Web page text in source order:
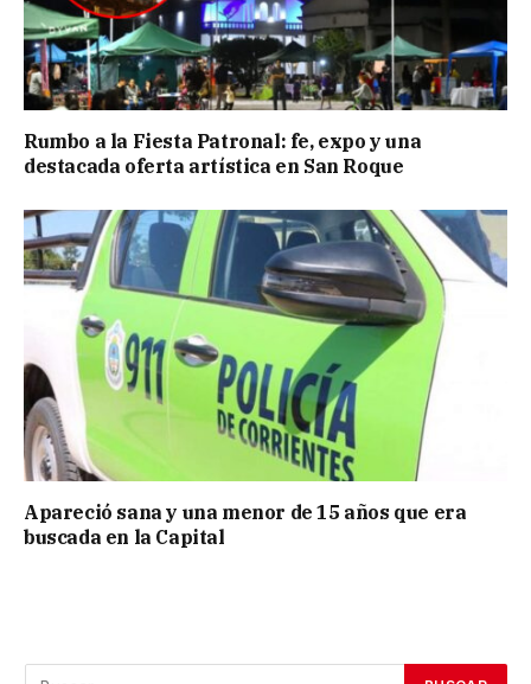
Rumbo a la Fiesta Patronal: fe, expo y una
destacada oferta artística en San Roque
Apareció sana y una menor de 15 años que era
buscada en la Capital